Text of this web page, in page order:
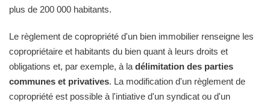
plus de 200 000 habitants.
Le règlement de copropriété d'un bien immobilier renseigne les
copropriétaire et habitants du bien quant à leurs droits et
obligations et, par exemple, à la délimitation des parties
communes et privatives. La modification d'un règlement de
copropriété est possible à l'intiative d'un syndicat ou d'un